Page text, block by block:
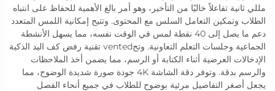
مللي ثانية تفاعلاً خاليًا من التأخير، وهو أمر بالغ الأهمية للحفاظ على انتباه
الطلاب وتمكين التعامل السلس مع المحتوى. وتتيح إمكانية اللمس المتعدد
دعم ما يصل إلى 40 نقطة لمس في الوقت نفسه، مما يسهل الأنشطة
الجماعية وجلسات التعلم التعاونية. وتحvented تقنية رفض كف اليد الذكية
الإدخالات العرضية أثناء الكتابة أو الرسم، مما يضمن أخذ الملاحظات
والرسم بدقة. وتوفر دقة الشاشة 4K جودة صورة شديدة الوضوح، مما
يجعل أصغر التفاصيل مرئية بوضوح للطلاب في جميع أنحاء الفصل